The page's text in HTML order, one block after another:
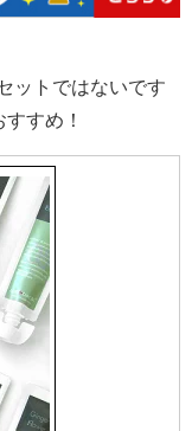
ットではないです
すめ！